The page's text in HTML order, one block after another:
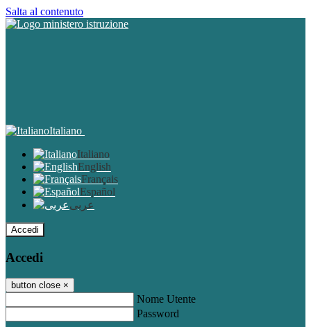
Salta al contenuto
Italiano
Italiano
English
Français
Español
عربى
Accedi
Accedi
button close ×
Nome Utente
Password